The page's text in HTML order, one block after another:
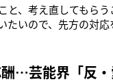
と、考え直してもら
たいので、先方の対
こう本誌の取材に対
…芸能界「反・